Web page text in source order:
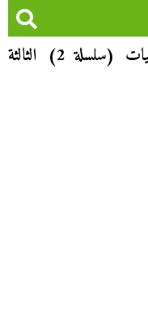
تمارين وحلول حول الترتيب والعمليات (سلسلة 2) الثالثة